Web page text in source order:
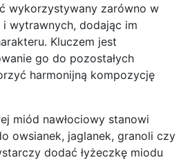
wykorzystywany zarówno w
i wytrawnych, dodając im
Kluczem jest
go do pozostałych
harmonijną kompozycję
miód nawłociowy stanowi
owsianek, jaglanek, granoli czy
dodać łyżeczkę miodu